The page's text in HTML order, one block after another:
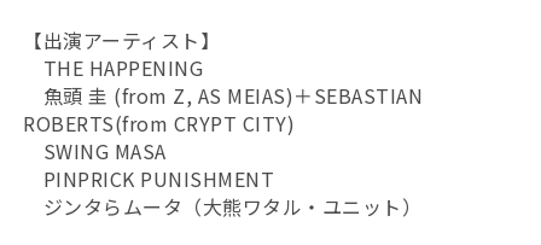
【出演アーティスト】
THE HAPPENING
魚頭 圭 (from Z, AS MEIAS)＋SEBASTIAN
ROBERTS(from CRYPT CITY)
SWING MASA
PINPRICK PUNISHMENT
ジンタらムータ（大熊ワタル・ユニット）